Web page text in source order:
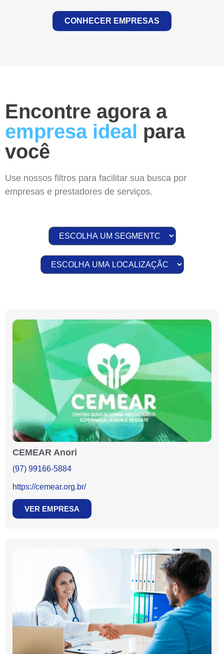
CONHECER EMPRESAS
Encontre agora a
empresa ideal para
você
Use nossos filtros para facilitar sua busca por
empresas e prestadores de serviços.
CEMEAR Anori
(97) 99166-5884
https://cemear.org.br/
VER EMPRESA